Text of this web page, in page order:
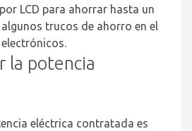
LCD para ahorrar hasta un
trucos de ahorro en el
la potencia
eléctrica contratada es